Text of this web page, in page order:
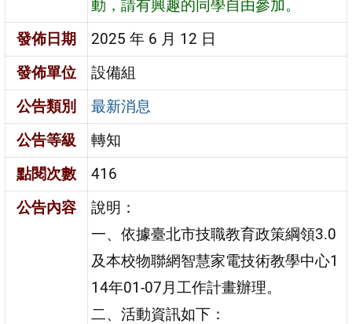
動，請有興趣的同學自由參加。
發佈日期
2025 年 6 月 12 日
發佈單位
設備組
公告類別
最新消息
公告等級
轉知
點閱次數
416
公告內容
說明：
一、依據臺北市技職教育政策綱領3.0
及本校物聯網智慧家電技術教學中心1
14年01-07月工作計畫辦理。
二、活動資訊如下：